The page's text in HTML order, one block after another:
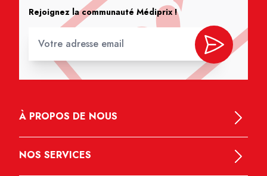
Rejoignez la communauté Médiprix !
À PROPOS DE NOUS
NOS SERVICES